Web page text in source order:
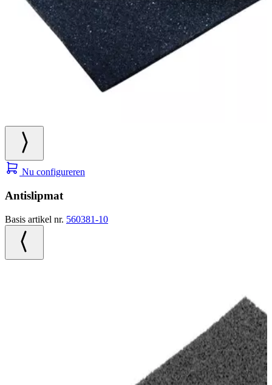
Nu configureren
Antislipmat
Basis artikel nr. 560381-10